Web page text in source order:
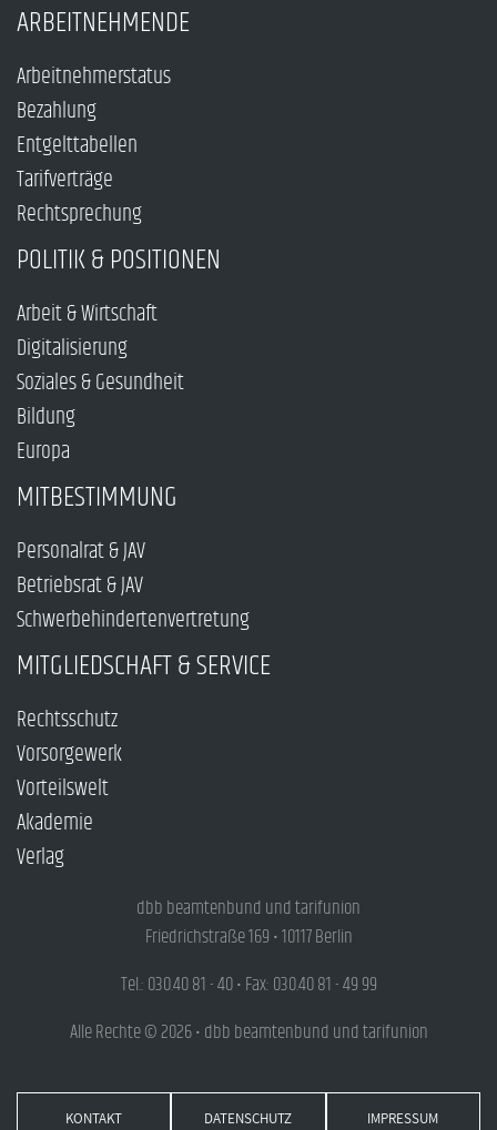
ARBEITNEHMENDE
Arbeitnehmerstatus
Bezahlung
Entgelttabellen
Tarifverträge
Rechtsprechung
POLITIK & POSITIONEN
Arbeit & Wirtschaft
Digitalisierung
Soziales & Gesundheit
Bildung
Europa
MITBESTIMMUNG
Personalrat & JAV
Betriebsrat & JAV
Schwerbehindertenvertretung
MITGLIEDSCHAFT & SERVICE
Rechtsschutz
Vorsorgewerk
Vorteilswelt
Akademie
Verlag
dbb beamtenbund und tarifunion
Friedrichstraße 169 • 10117 Berlin
Tel.: 030.40 81 - 40 • Fax: 030.40 81 - 49 99
Alle Rechte © 2026 • dbb beamtenbund und tarifunion
KONTAKT DATENSCHUTZ IMPRESSUM